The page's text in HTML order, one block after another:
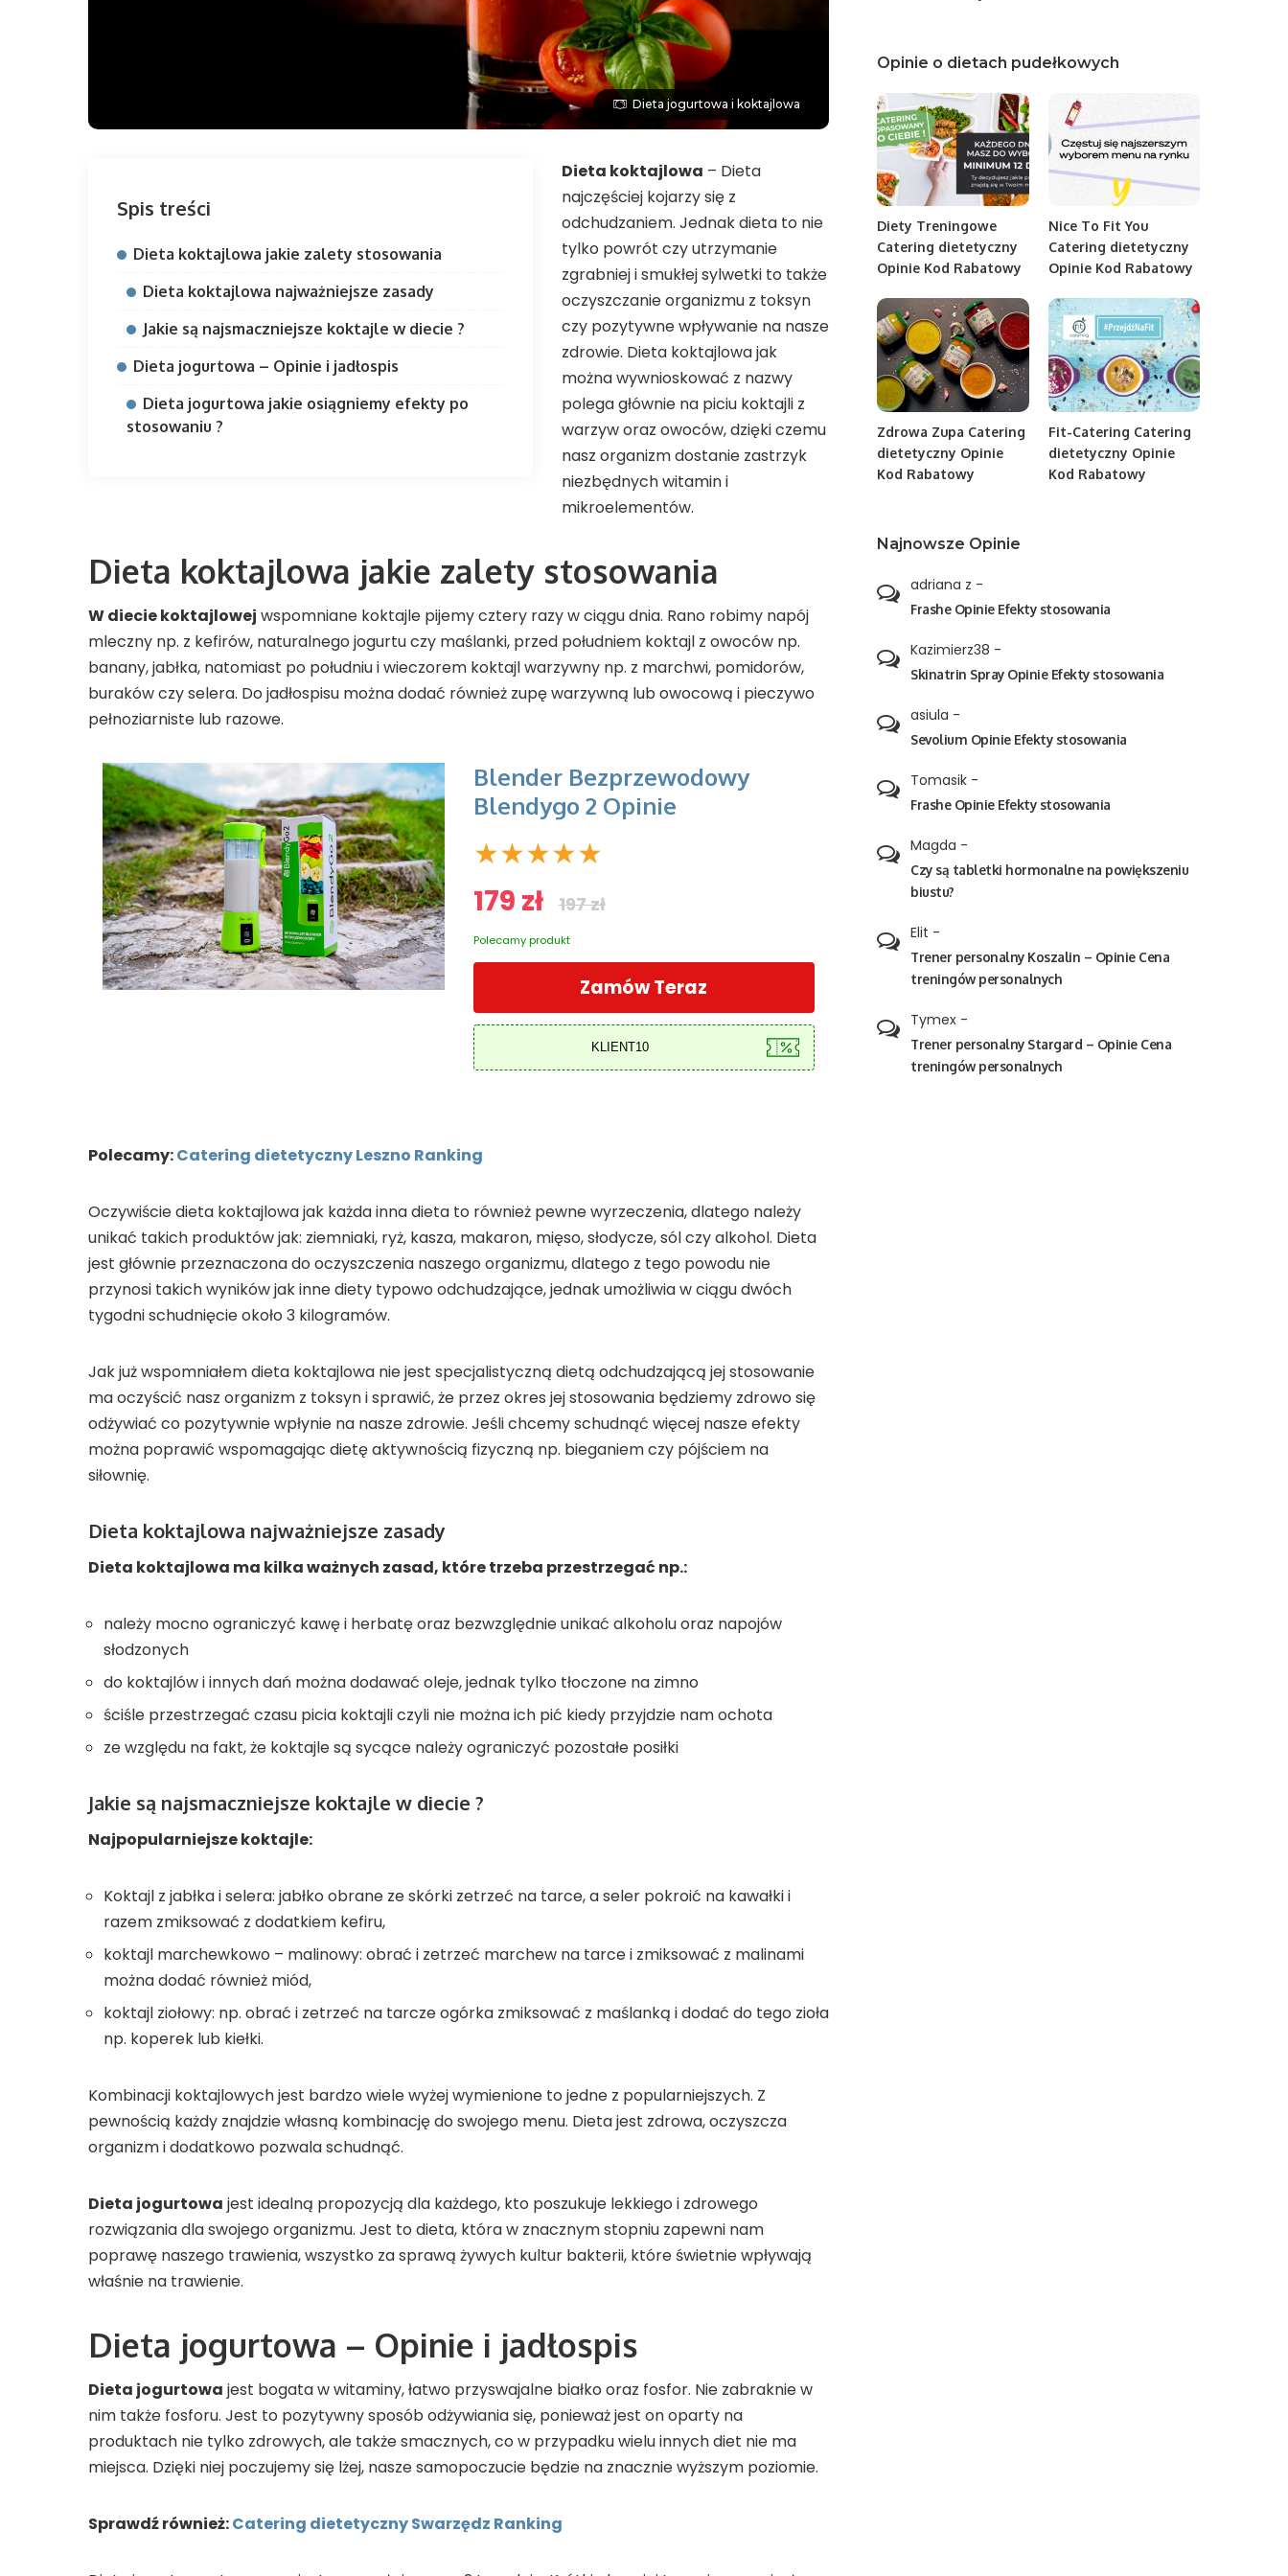
Dieta jogurtowa i koktajlowa
Spis treści
Dieta koktajlowa jakie zalety stosowania
Dieta koktajlowa najważniejsze zasady
Jakie są najsmaczniejsze koktajle w diecie ?
Dieta jogurtowa – Opinie i jadłospis
Dieta jogurtowa jakie osiągniemy efekty po
stosowaniu ?
Dieta koktajlowa – Dieta
najczęściej kojarzy się z
odchudzaniem. Jednak dieta to nie
tylko powrót czy utrzymanie
zgrabniej i smukłej sylwetki to także
oczyszczanie organizmu z toksyn
czy pozytywne wpływanie na nasze
zdrowie. Dieta koktajlowa jak
można wywnioskować z nazwy
polega głównie na piciu koktajli z
warzyw oraz owoców, dzięki czemu
nasz organizm dostanie zastrzyk
niezbędnych witamin i
mikroelementów.
Dieta koktajlowa jakie zalety stosowania
W diecie koktajlowej wspomniane koktajle pijemy cztery razy w ciągu dnia. Rano robimy napój
mleczny np. z kefirów, naturalnego jogurtu czy maślanki, przed południem koktajl z owoców np.
banany, jabłka, natomiast po południu i wieczorem koktajl warzywny np. z marchwi, pomidorów,
buraków czy selera. Do jadłospisu można dodać również zupę warzywną lub owocową i pieczywo
pełnoziarniste lub razowe.
Blender Bezprzewodowy
Blendygo 2 Opinie
★★★★★
179 zł 197 zł
Polecamy produkt
Zamów Teraz
Polecamy:Catering dietetyczny Leszno Ranking
Oczywiście dieta koktajlowa jak każda inna dieta to również pewne wyrzeczenia, dlatego należy
unikać takich produktów jak: ziemniaki, ryż, kasza, makaron, mięso, słodycze, sól czy alkohol. Dieta
jest głównie przeznaczona do oczyszczenia naszego organizmu, dlatego z tego powodu nie
przynosi takich wyników jak inne diety typowo odchudzające, jednak umożliwia w ciągu dwóch
tygodni schudnięcie około 3 kilogramów.
Jak już wspomniałem dieta koktajlowa nie jest specjalistyczną dietą odchudzającą jej stosowanie
ma oczyścić nasz organizm z toksyn i sprawić, że przez okres jej stosowania będziemy zdrowo się
odżywiać co pozytywnie wpłynie na nasze zdrowie. Jeśli chcemy schudnąć więcej nasze efekty
można poprawić wspomagając dietę aktywnością fizyczną np. bieganiem czy pójściem na
siłownię.
Dieta koktajlowa najważniejsze zasady
Dieta koktajlowa ma kilka ważnych zasad, które trzeba przestrzegać np.:
należy mocno ograniczyć kawę i herbatę oraz bezwzględnie unikać alkoholu oraz napojów
słodzonych
do koktajlów i innych dań można dodawać oleje, jednak tylko tłoczone na zimno
ściśle przestrzegać czasu picia koktajli czyli nie można ich pić kiedy przyjdzie nam ochota
ze względu na fakt, że koktajle są sycące należy ograniczyć pozostałe posiłki
Jakie są najsmaczniejsze koktajle w diecie ?
Najpopularniejsze koktajle:
Koktajl z jabłka i selera: jabłko obrane ze skórki zetrzeć na tarce, a seler pokroić na kawałki i
razem zmiksować z dodatkiem kefiru,
koktajl marchewkowo – malinowy: obrać i zetrzeć marchew na tarce i zmiksować z malinami
można dodać również miód,
koktajl ziołowy: np. obrać i zetrzeć na tarcze ogórka zmiksować z maślanką i dodać do tego zioła
np. koperek lub kiełki.
Kombinacji koktajlowych jest bardzo wiele wyżej wymienione to jedne z popularniejszych. Z
pewnością każdy znajdzie własną kombinację do swojego menu. Dieta jest zdrowa, oczyszcza
organizm i dodatkowo pozwala schudnąć.
Dieta jogurtowa jest idealną propozycją dla każdego, kto poszukuje lekkiego i zdrowego
rozwiązania dla swojego organizmu. Jest to dieta, która w znacznym stopniu zapewni nam
poprawę naszego trawienia, wszystko za sprawą żywych kultur bakterii, które świetnie wpływają
właśnie na trawienie.
Dieta jogurtowa – Opinie i jadłospis
Dieta jogurtowa jest bogata w witaminy, łatwo przyswajalne białko oraz fosfor. Nie zabraknie w
nim także fosforu. Jest to pozytywny sposób odżywiania się, ponieważ jest on oparty na
produktach nie tylko zdrowych, ale także smacznych, co w przypadku wielu innych diet nie ma
miejsca. Dzięki niej poczujemy się lżej, nasze samopoczucie będzie na znacznie wyższym poziomie.
Sprawdź również:Catering dietetyczny Swarzędz Ranking
Opinie o dietach pudełkowych
Diety Treningowe
Catering dietetyczny
Opinie Kod Rabatowy
Nice To Fit You
Catering dietetyczny
Opinie Kod Rabatowy
Zdrowa Zupa Catering
dietetyczny Opinie
Kod Rabatowy
Fit-Catering Catering
dietetyczny Opinie
Kod Rabatowy
Najnowsze Opinie
adriana z -
Frashe Opinie Efekty stosowania
Kazimierz38 -
Skinatrin Spray Opinie Efekty stosowania
asiula -
Sevolium Opinie Efekty stosowania
Tomasik -
Frashe Opinie Efekty stosowania
Magda -
Czy są tabletki hormonalne na powiększeniu
biustu?
Elit -
Trener personalny Koszalin – Opinie Cena
treningów personalnych
Tymex -
Trener personalny Stargard – Opinie Cena
treningów personalnych